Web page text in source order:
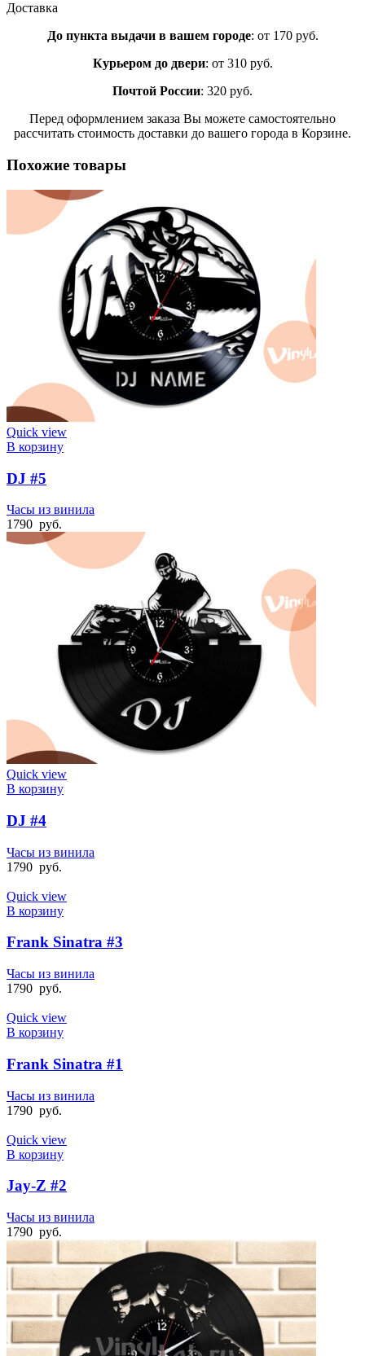
Доставка
До пункта выдачи в вашем городе: от 170 руб.
Курьером до двери: от 310 руб.
Почтой России: 320 руб.
Перед оформлением заказа Вы можете самостоятельно
рассчитать стоимость доставки до вашего города в Корзине.
Похожие товары
Quick view
В корзину
DJ #5
Часы из винила
1790 руб.
Quick view
В корзину
DJ #4
Часы из винила
1790 руб.
Quick view
В корзину
Frank Sinatra #3
Часы из винила
1790 руб.
Quick view
В корзину
Frank Sinatra #1
Часы из винила
1790 руб.
Quick view
В корзину
Jay-Z #2
Часы из винила
1790 руб.